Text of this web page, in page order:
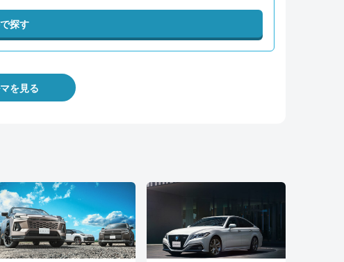
探す
を見る